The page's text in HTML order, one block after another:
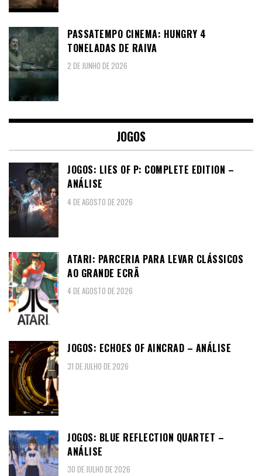
PASSATEMPO CINEMA: HUNGRY 4
TONELADAS DE RAIVA
2 DE JUNHO DE 2026
JOGOS
JOGOS: LIES OF P: COMPLETE EDITION –
ANÁLISE
4 DE AGOSTO DE 2026
ATARI: PARCERIA PARA LEVAR CLÁSSICOS
AO GRANDE ECRÃ
4 DE AGOSTO DE 2026
JOGOS: ECHOES OF AINCRAD – ANÁLISE
31 DE JULHO DE 2026
JOGOS: BLUE REFLECTION QUARTET –
ANÁLISE
30 DE JULHO DE 2026